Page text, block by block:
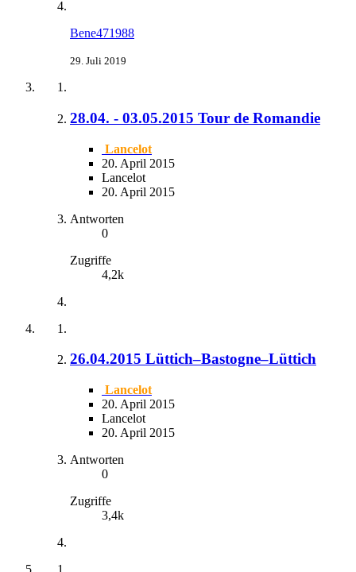
Bene471988
29. Juli 2019
28.04. - 03.05.2015 Tour de Romandie
Lancelot
20. April 2015
Lancelot
20. April 2015
Antworten
0
Zugriffe
4,2k
26.04.2015 Lüttich–Bastogne–Lüttich
Lancelot
20. April 2015
Lancelot
20. April 2015
Antworten
0
Zugriffe
3,4k